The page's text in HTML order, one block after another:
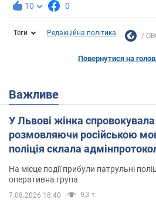
10 0
Теги Редакційна політика
Повернутися на
Важливе
У Львові жінка
розмовляючи російською
поліція склала
На місце події прибули патрульні
оперативна група
7.08.2026 18:40 9,3 т.